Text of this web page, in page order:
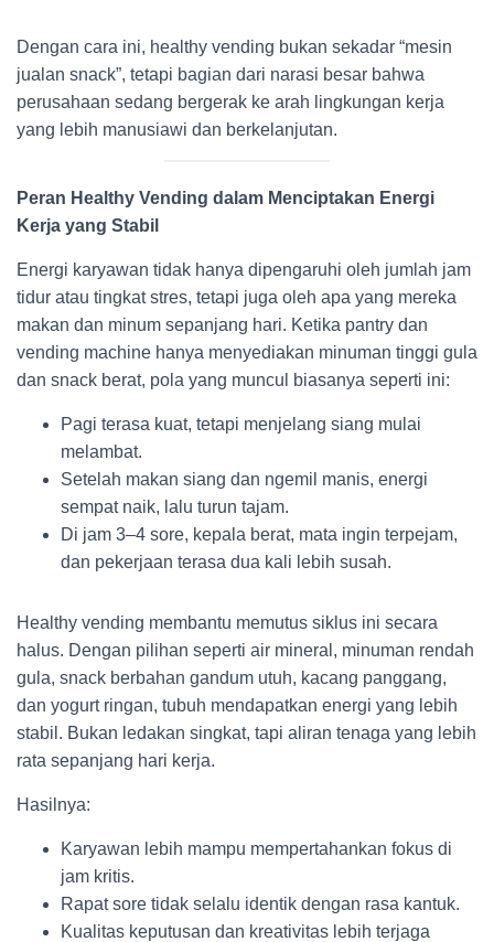
Dengan cara ini, healthy vending bukan sekadar “mesin
jualan snack”, tetapi bagian dari narasi besar bahwa
perusahaan sedang bergerak ke arah lingkungan kerja
yang lebih manusiawi dan berkelanjutan.
Peran Healthy Vending dalam Menciptakan Energi
Kerja yang Stabil
Energi karyawan tidak hanya dipengaruhi oleh jumlah jam
tidur atau tingkat stres, tetapi juga oleh apa yang mereka
makan dan minum sepanjang hari. Ketika pantry dan
vending machine hanya menyediakan minuman tinggi gula
dan snack berat, pola yang muncul biasanya seperti ini:
Pagi terasa kuat, tetapi menjelang siang mulai
melambat.
Setelah makan siang dan ngemil manis, energi
sempat naik, lalu turun tajam.
Di jam 3–4 sore, kepala berat, mata ingin terpejam,
dan pekerjaan terasa dua kali lebih susah.
Healthy vending membantu memutus siklus ini secara
halus. Dengan pilihan seperti air mineral, minuman rendah
gula, snack berbahan gandum utuh, kacang panggang,
dan yogurt ringan, tubuh mendapatkan energi yang lebih
stabil. Bukan ledakan singkat, tapi aliran tenaga yang lebih
rata sepanjang hari kerja.
Hasilnya:
Karyawan lebih mampu mempertahankan fokus di
jam kritis.
Rapat sore tidak selalu identik dengan rasa kantuk.
Kualitas keputusan dan kreativitas lebih terjaga